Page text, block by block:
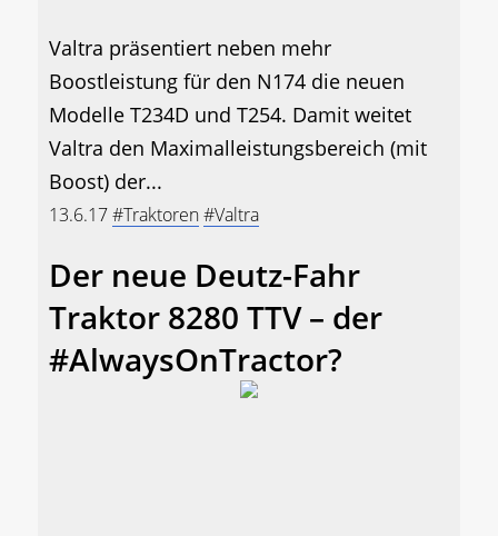
Valtra präsentiert neben mehr
Boostleistung für den N174 die neuen
Modelle T234D und T254. Damit weitet
Valtra den Maximalleistungsbereich (mit
Boost) der...
13.6.17#Traktoren#Valtra
Der neue Deutz-Fahr
Traktor 8280 TTV – der
#AlwaysOnTractor?